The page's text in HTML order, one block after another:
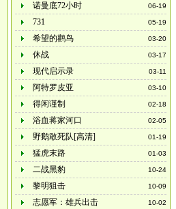
06-19
诺曼底72小时
05-19
731
03-20
希望的鹳鸟
03-17
休战
03-11
现代启示录
03-10
阿特罗皮亚
02-18
得闲谨制
02-05
浴血蒋家河口
01-19
野鹅敢死队[高清]
01-03
猛虎末路
10-24
二战黑豹
10-09
黎明狙击
10-02
志愿军：雄兵出击